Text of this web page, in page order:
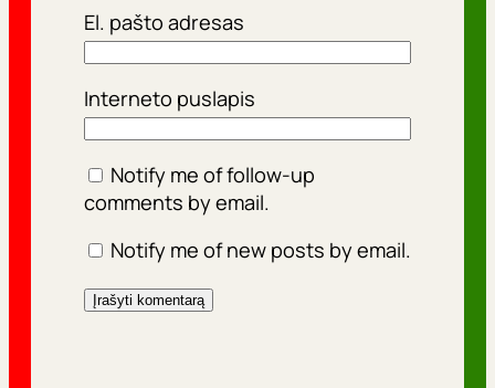
El. pašto adresas
Interneto puslapis
Notify me of follow-up
comments by email.
Notify me of new posts by email.